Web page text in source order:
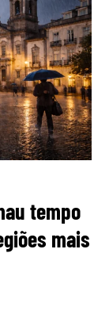
tempo
mais